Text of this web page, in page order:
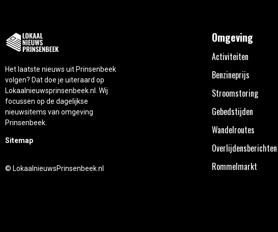
Het laatste nieuws uit Prinsenbeek
volgen? Dat doe je uiteraard op
Lokaalnieuwsprinsenbeek.nl. Wij
focussen op de dagelijkse
nieuwsitems van omgeving
Prinsenbeek.
Sitemap
© LokaalnieuwsPrinsenbeek.nl
Omgeving
Activiteiten
Benzineprijs
Stroomstoring
Gebedstijden
Wandelroutes
Overlijdensberichten
Rommelmarkt